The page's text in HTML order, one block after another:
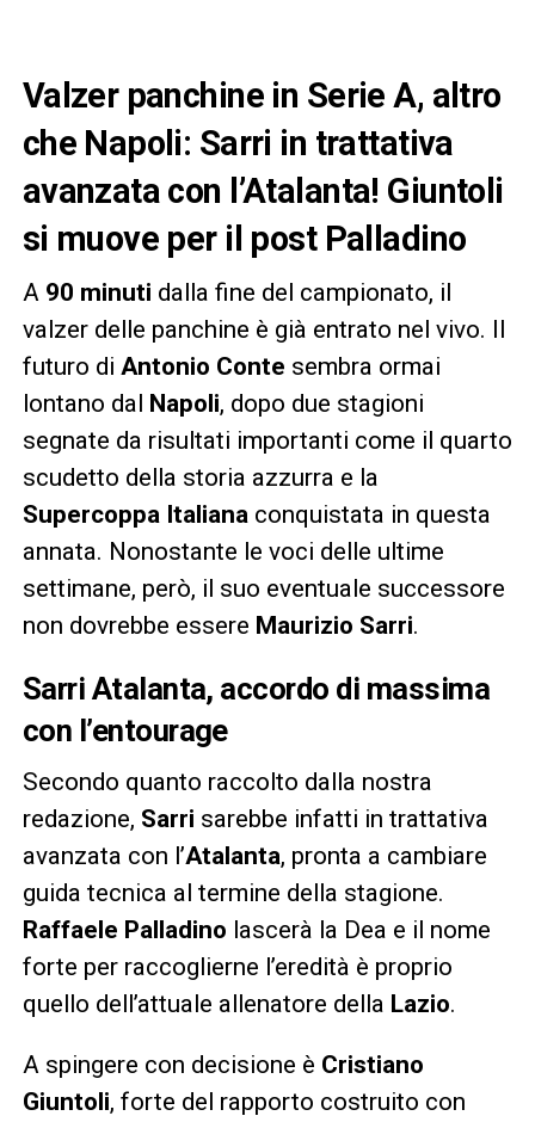
Valzer panchine in Serie A, altro
che Napoli: Sarri in trattativa
avanzata con l’Atalanta! Giuntoli
si muove per il post Palladino
A 90 minuti dalla fine del campionato, il
valzer delle panchine è già entrato nel vivo. Il
futuro di Antonio Conte sembra ormai
lontano dal Napoli, dopo due stagioni
segnate da risultati importanti come il quarto
scudetto della storia azzurra e la
Supercoppa Italiana conquistata in questa
annata. Nonostante le voci delle ultime
settimane, però, il suo eventuale successore
non dovrebbe essere Maurizio Sarri.
Sarri Atalanta, accordo di massima
con l’entourage
Secondo quanto raccolto dalla nostra
redazione, Sarri sarebbe infatti in trattativa
avanzata con l’Atalanta, pronta a cambiare
guida tecnica al termine della stagione.
Raffaele Palladino lascerà la Dea e il nome
forte per raccoglierne l’eredità è proprio
quello dell’attuale allenatore della Lazio.
A spingere con decisione è Cristiano
Giuntoli, forte del rapporto costruito con